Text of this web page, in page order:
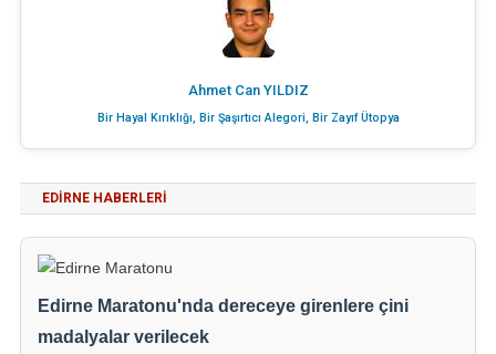
Ahmet Can YILDIZ
Bir Hayal Kırıklığı, Bir Şaşırtıcı Alegori, Bir Zayıf Ütopya
EDIRNE HABERLERI
Edirne Maratonu'nda dereceye girenlere çini
madalyalar verilecek